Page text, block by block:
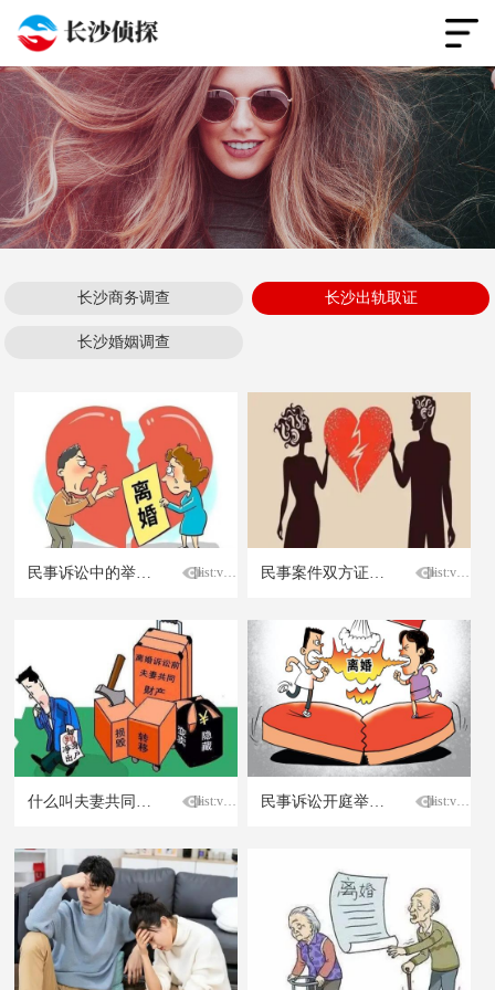
长沙商务调查 长沙出轨取证
长沙婚姻调查
民事诉讼中的举证责任分配是怎样的？ [list:visits] 民事案件双方证据不足怎么判 [list:visits]
[list:visits] [list:visits]